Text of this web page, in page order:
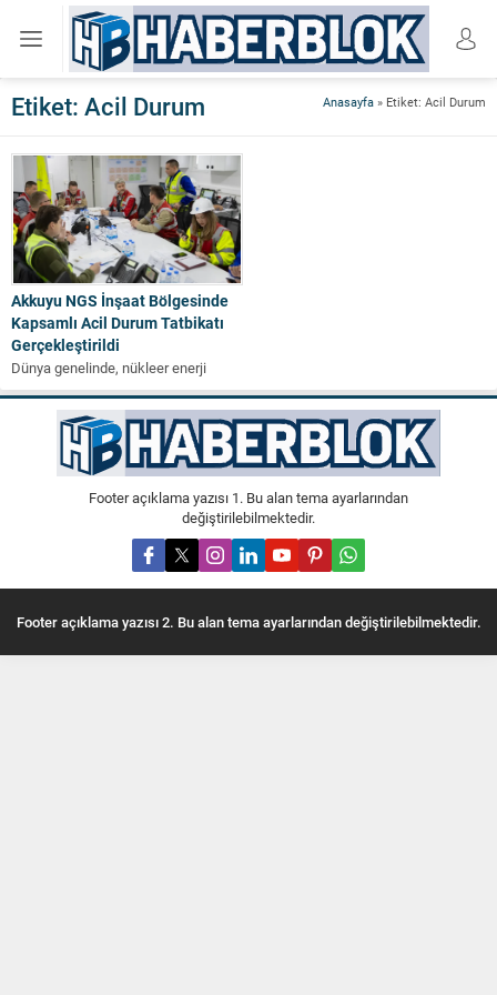
Anasayfa » Etiket: Acil Durum
Etiket: Acil Durum
Akkuyu NGS İnşaat Bölgesinde
Kapsamlı Acil Durum Tatbikatı
Gerçekleştirildi
Dünya genelinde, nükleer enerji
santralleri için standart bir uygulama
olan planlı tatbikatlar, personelin ve
operasyonel...
Footer açıklama yazısı 1. Bu alan tema ayarlarından
değiştirilebilmektedir.
Footer açıklama yazısı 2. Bu alan tema ayarlarından değiştirilebilmektedir.